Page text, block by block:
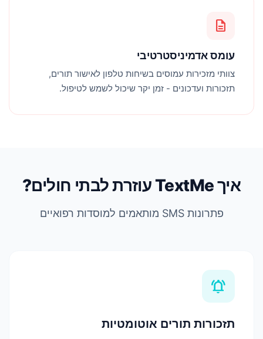
description
עומס אדמיניסטרטיבי
צוותי מזכירות עמוסים בשיחות טלפון לאישור תורים,
תזכורות ועדכונים - זמן יקר שיכול לשמש לטיפול.
איך TextMe עוזרת לבתי חולים?
פתרונות SMS מותאמים למוסדות רפואיים
notifications_active
תזכורות תורים אוטומטיות